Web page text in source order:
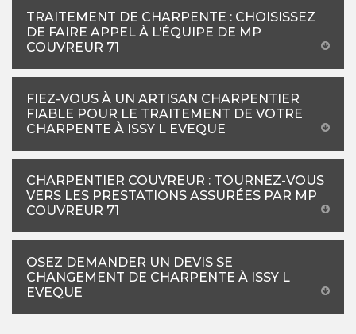
TRAITEMENT DE CHARPENTE : CHOISISSEZ
DE FAIRE APPEL À L’ÉQUIPE DE MP
COUVREUR 71
FIEZ-VOUS À UN ARTISAN CHARPENTIER
FIABLE POUR LE TRAITEMENT DE VOTRE
CHARPENTE À ISSY L EVEQUE
CHARPENTIER COUVREUR : TOURNEZ-VOUS
VERS LES PRESTATIONS ASSURÉES PAR MP
COUVREUR 71
OSEZ DEMANDER UN DEVIS SE
CHANGEMENT DE CHARPENTE À ISSY L
EVEQUE